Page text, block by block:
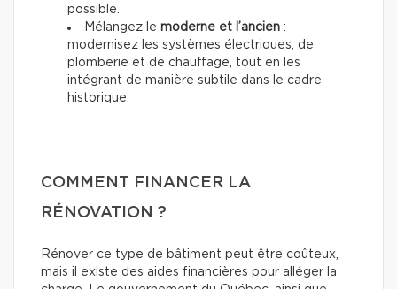
possible.
Mélangez le moderne et l’ancien :
modernisez les systèmes électriques, de
plomberie et de chauffage, tout en les
intégrant de manière subtile dans le cadre
historique.
COMMENT FINANCER LA
RÉNOVATION ?
Rénover ce type de bâtiment peut être coûteux,
mais il existe des aides financières pour alléger la